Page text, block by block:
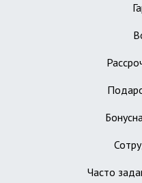
Часто